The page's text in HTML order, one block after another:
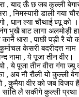
, याद ऊँ छ जब कुल्ली
, निमस्यारी डाली गया
, धान ल्या चौथाई घ्यू को ।
भुखै बाट लागा अलमोड़ी
कानै धारा , पाछी पड़ी रै यो
केसरी बदरीदत्त नाम
नामा , ये पूजा तीन वीर।
ये पूजा तीन वीरा गंगा ज्यू
अब नौ रौली यो कुल्ली
कुमैया वीर को जब विजय है
सांति लै सकीगे कुल्ली प्रथा